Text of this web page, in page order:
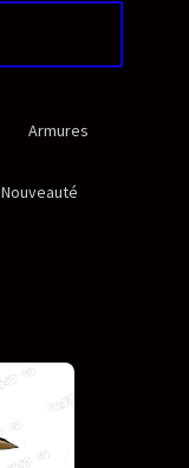
Armures
Nouveauté